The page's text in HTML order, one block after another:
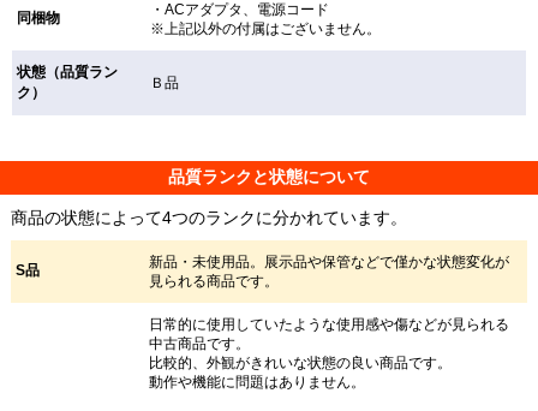
同梱物
・ACアダプタ、電源コード
※上記以外の付属はございません。
状態（品質ラン
ク）
Ｂ品
品質ランクと状態について
商品の状態によって4つのランクに分かれています。
S品
新品・未使用品。展示品や保管などで僅かな状態変化が
見られる商品です。
日常的に使用していたような使用感や傷などが見られる
中古商品です。
比較的、外観がきれいな状態の良い商品です。
動作や機能に問題はありません。